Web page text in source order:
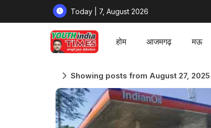
Today | 7, August 2026
होम आजमगढ़ मऊ
Showing posts from August 27, 2025